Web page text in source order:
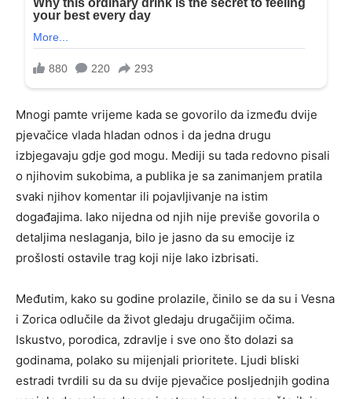
Mnogi pamte vrijeme kada se govorilo da između dvije
pjevačice vlada hladan odnos i da jedna drugu
izbjegavaju gdje god mogu. Mediji su tada redovno pisali
o njihovim sukobima, a publika je sa zanimanjem pratila
svaki njihov komentar ili pojavljivanje na istim
događajima. Iako nijedna od njih nije previše govorila o
detaljima neslaganja, bilo je jasno da su emocije iz
prošlosti ostavile trag koji nije lako izbrisati.
Međutim, kako su godine prolazile, činilo se da su i Vesna
i Zorica odlučile da život gledaju drugačijim očima.
Iskustvo, porodica, zdravlje i sve ono što dolazi sa
godinama, polako su mijenjali prioritete. Ljudi bliski
estradi tvrdili su da su dvije pjevačice posljednjih godina